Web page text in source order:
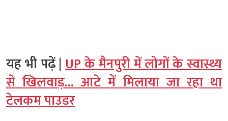
यह भी पढ़ें |UP के मैनपुरी में लोगों के स्वास्थ्य
से खिलवाड़… आटे में मिलाया जा रहा था
टेलकम पाउडर